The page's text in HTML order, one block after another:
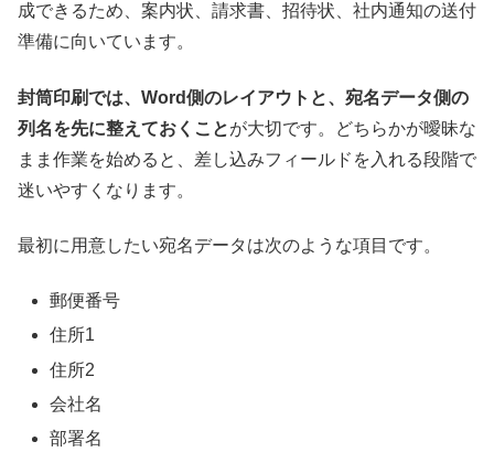
成できるため、案内状、請求書、招待状、社内通知の送付
準備に向いています。
封筒印刷では、Word側のレイアウトと、宛名データ側の
列名を先に整えておくことが大切です。どちらかが曖昧な
まま作業を始めると、差し込みフィールドを入れる段階で
迷いやすくなります。
最初に用意したい宛名データは次のような項目です。
郵便番号
住所1
住所2
会社名
部署名